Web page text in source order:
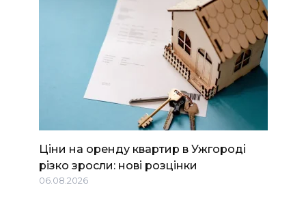
Ціни на оренду квартир в Ужгороді
різко зросли: нові розцінки
06.08.2026